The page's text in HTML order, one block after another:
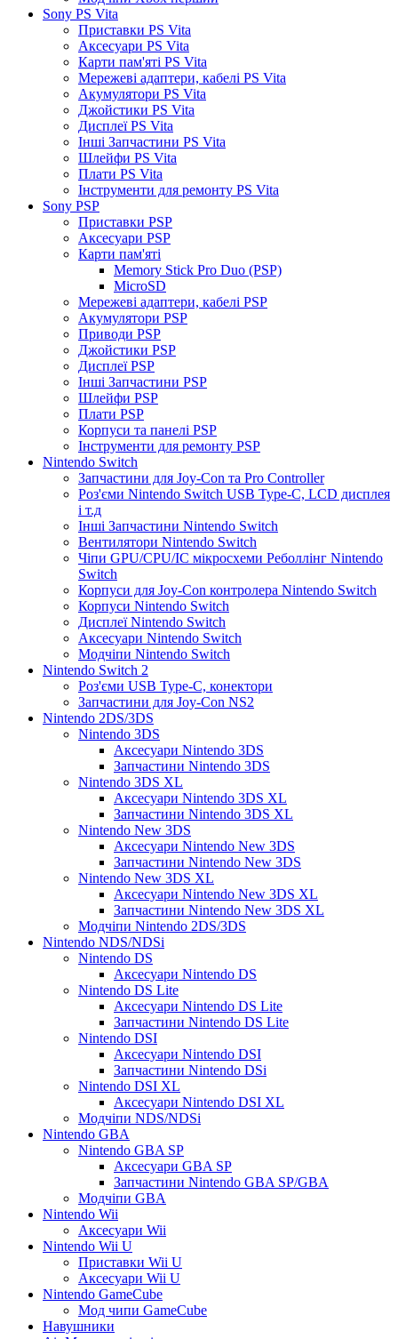
Sony PS Vita
Приставки PS Vita
Аксесуари PS Vita
Карти пам'яті PS Vita
Мережеві адаптери, кабелі PS Vita
Акумулятори PS Vita
Джойстики PS Vita
Дисплеї PS Vita
Інші Запчастини PS Vita
Шлейфи PS Vita
Плати PS Vita
Інструменти для ремонту PS Vita
Sony PSP
Приставки PSP
Аксесуари PSP
Карти пам'яті
Memory Stick Pro Duo (PSP)
MicroSD
Мережеві адаптери, кабелі PSP
Акумулятори PSP
Приводи PSP
Джойстики PSP
Дисплеї PSP
Інші Запчастини PSP
Шлейфи PSP
Плати PSP
Корпуси та панелі PSP
Інструменти для ремонту PSP
Nintendo Switch
Запчастини для Joy-Con та Pro Controller
Роз'єми Nintendo Switch USB Type-C, LCD дисплея
і т.д
Інші Запчастини Nintendo Switch
Вентилятори Nintendo Switch
Чіпи GPU/CPU/IC мікросхеми Реболлінг Nintendo
Switch
Корпуси для Joy-Con контролера Nintendo Switch
Корпуси Nintendo Switch
Дисплеї Nintendo Switch
Аксесуари Nintendo Switch
Модчіпи Nintendo Switch
Nintendo Switch 2
Роз'єми USB Type-C, конектори
Запчастини для Joy-Con NS2
Nintendo 2DS/3DS
Nintendo 3DS
Аксесуари Nintendo 3DS
Запчастини Nintendo 3DS
Nintendo 3DS XL
Аксесуари Nintendo 3DS XL
Запчастини Nintendo 3DS XL
Nintendo New 3DS
Аксесуари Nintendo New 3DS
Запчастини Nintendo New 3DS
Nintendo New 3DS XL
Аксесуари Nintendo New 3DS XL
Запчастини Nintendo New 3DS XL
Модчіпи Nintendo 2DS/3DS
Nintendo NDS/NDSi
Nintendo DS
Аксесуари Nintendo DS
Nintendo DS Lite
Аксесуари Nintendo DS Lite
Запчастини Nintendo DS Lite
Nintendo DSI
Аксесуари Nintendo DSI
Запчастини Nintendo DSi
Nintendo DSI XL
Аксесуари Nintendo DSI XL
Модчіпи NDS/NDSi
Nintendo GBA
Nintendo GBA SP
Аксесуари GBA SP
Запчастини Nintendo GBA SP/GBA
Модчіпи GBA
Nintendo Wii
Аксесуари Wii
Nintendo Wii U
Приставки Wii U
Аксесуари Wii U
Nintendo GameCube
Мод чипи GameCube
Навушники